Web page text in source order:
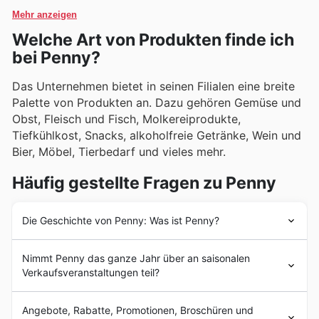
oft begleitet von attraktiven Sonderangeboten und
Aktionen.
Mehr anzeigen
Welche Art von Produkten finde ich
bei Penny?
Das Unternehmen bietet in seinen Filialen eine breite
Palette von Produkten an. Dazu gehören Gemüse und
Obst, Fleisch und Fisch, Molkereiprodukte,
Tiefkühlkost, Snacks, alkoholfreie Getränke, Wein und
Bier, Möbel, Tierbedarf und vieles mehr.
Häufig gestellte Fragen zu Penny
Die Geschichte von Penny: Was ist Penny?
die Leibbrand-Gruppe den erstenPenny-Markt in der
Innenstadt von Limburg an der Lahn eröffnete. Der
Erfolg dieses Geschäfts veranlasste die Eigentümer bald
darauf, weitere Märkte unter der Marke zu eröffnen. Es
Nimmt Penny das ganze Jahr über an saisonalen
Verkaufsveranstaltungen teil?
saisonalen Verkaufsaktionen teil, und unsere Website
Angebote, Rabatte, Promotionen, Broschüren und